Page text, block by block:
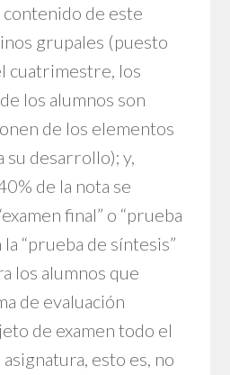
de este
grupales (puesto
cuatrimestre, los
los alumnos son
de los elementos
su desarrollo); y,
de la nota se
final” o “prueba
“prueba de síntesis”
los alumnos que
de evaluación
de examen todo el
esto es, no